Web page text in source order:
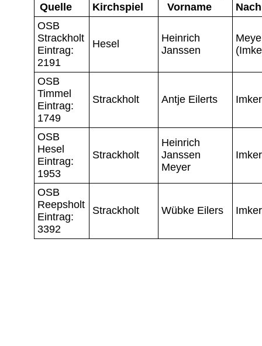
Quelle
Kirchspiel Vorname
OSB
Strackholt
Eintrag:
2191
Hesel
Heinrich
Janssen
OSB
Timmel
Eintrag:
1749
Strackholt Antje Eilerts Imker
OSB
Hesel
Eintrag:
1953
Strackholt
Heinrich
Janssen
Meyer
Imker
OSB
Reepsholt
Eintrag:
3392
Strackholt Wübke Eilers Imker